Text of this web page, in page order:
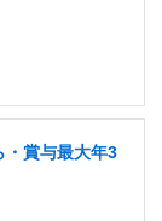
・賞与最大年3